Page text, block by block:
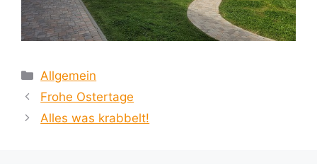
Kategorien
Allgemein
Frohe Ostertage
Alles was krabbelt!